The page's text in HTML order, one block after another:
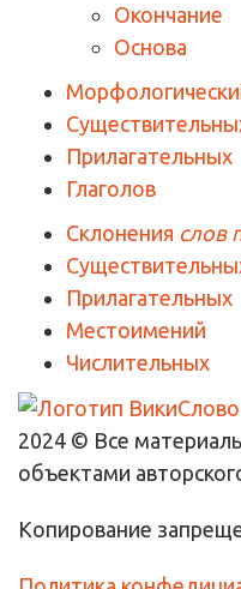
Окончание
Основа
Прилагательных
Глаголов
Склонения слов
Прилагательных
Местоимений
Числительных
2024 © Все
объектами
Копирование